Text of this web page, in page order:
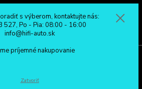
s výberom, kontaktujte nás:
527, Po - Pia: 08:00 - 16:00
info@hifi-auto.sk
príjemné nakupovanie
Zatvoriť